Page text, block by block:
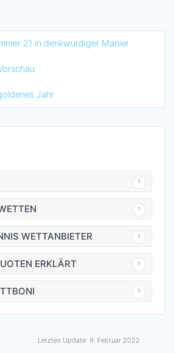
21 in denkwürdiger Manier
Jahr
WETTANBIETER
ERKLÄRT
Letztes Update: 9. Februar 2022